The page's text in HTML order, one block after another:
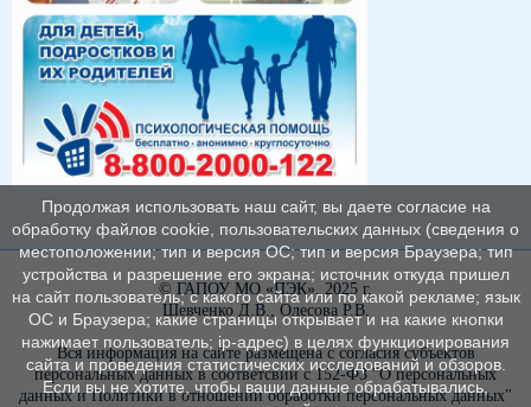
© ГАПОУ МО «ПЭК», 2025 г.
Шевченко Д.В., Олесова Р.В.
Вся информация на сайте размещена с согласия субъектов
персональных данных в соответсвии с 152-ФЗ "О персональных
данных и Политики в отношении обработки персональных данных"
Продолжая использовать наш сайт, вы даете согласие на
обработку файлов cookie, пользовательских данных (сведения о
местоположении; тип и версия ОС; тип и версия Браузера; тип
устройства и разрешение его экрана; источник откуда пришел
на сайт пользователь; с какого сайта или по какой рекламе; язык
ОС и Браузера; какие страницы открывает и на какие кнопки
нажимает пользователь; ip-адрес) в целях функционирования
сайта и проведения статистических исследований и обзоров.
Если вы не хотите, чтобы ваши данные обрабатывались,